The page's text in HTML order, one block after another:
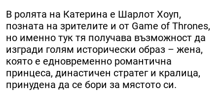
В ролята на Катерина е Шарлот Хоуп,
позната на зрителите и от Game of Thrones,
но именно тук тя получава възможност да
изгради голям исторически образ – жена,
която е едновременно романтична
принцеса, династичен стратег и кралица,
принудена да се бори за мястото си.